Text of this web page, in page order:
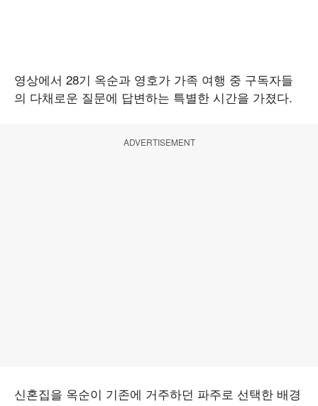
영상에서 28기 옥순과 영호가 가족 여행 중 구독자들
의 다채로운 질문에 답변하는 특별한 시간을 가졌다.
ADVERTISEMENT
신혼집을 옥순이 기존에 거주하던 파주로 선택한 배경